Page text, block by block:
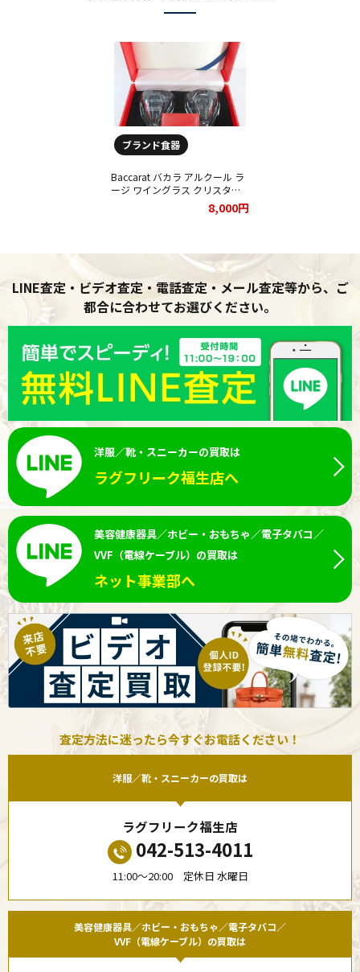
ブランド食器
Baccarat バカラ アルクール ラ
ージ ワイングラス クリスタル
食器 ペア セットをお買取りさ
8,000円
LINE査定・ビデオ査定・電話査定・メール査定等から、ご
都合に合わせてお選びください。
洋服／靴・スニーカーの買取は
ラグフリーク福生店へ
美容健康器具／ホビー・おもちゃ／電子タバコ／
VVF（電線ケーブル）の買取は
ネット事業部へ
査定方法に迷ったら今すぐお電話ください！
洋服／靴・スニーカーの買取は
ラグフリーク福生店
042-513-4011
11:00〜20:00 定休日 水曜日
美容健康器具／ホビー・おもちゃ／電子タバコ／
VVF（電線ケーブル）の買取は